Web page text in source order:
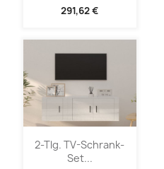
291,62 €
2-Tlg. TV-Schrank-
Set...